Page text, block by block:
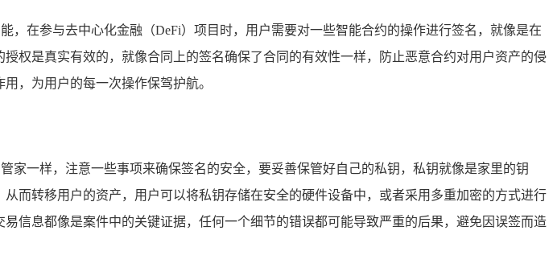
在参与去中心化金融（DeFi）项目时，用户需要对一些智能合约的操作进行签名，就像是在
权是真实有效的，就像合同上的签名确保了合同的有效性一样，防止恶意合约对用户资产的侵
，为用户的每一次操作保驾护航。
家一样，注意一些事项来确保签名的安全，要妥善保管好自己的私钥，私钥就像是家里的钥
而转移用户的资产，用户可以将私钥存储在安全的硬件设备中，或者采用多重加密的方式进行
信息都像是案件中的关键证据，任何一个细节的错误都可能导致严重的后果，避免因误签而造